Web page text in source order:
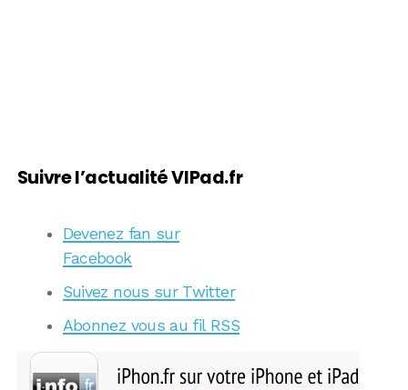
Suivre l’actualité VIPad.fr
Devenez fan sur
Facebook
Suivez nous sur Twitter
Abonnez vous au fil RSS